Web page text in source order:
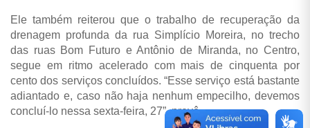
Ele também reiterou que o trabalho de recuperação da
drenagem profunda da rua Simplício Moreira, no trecho
das ruas Bom Futuro e Antônio de Miranda, no Centro,
segue em ritmo acelerado com mais de cinquenta por
cento dos serviços concluídos. “Esse serviço está bastante
adiantado e, caso não haja nenhum empecilho, devemos
concluí-lo nessa sexta-feira, 27”, prevê.